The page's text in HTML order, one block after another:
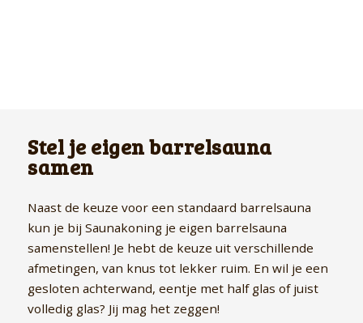
Stel je eigen barrelsauna
samen
Naast de keuze voor een standaard barrelsauna
kun je bij Saunakoning je eigen barrelsauna
samenstellen! Je hebt de keuze uit verschillende
afmetingen, van knus tot lekker ruim. En wil je een
gesloten achterwand, eentje met half glas of juist
volledig glas? Jij mag het zeggen!